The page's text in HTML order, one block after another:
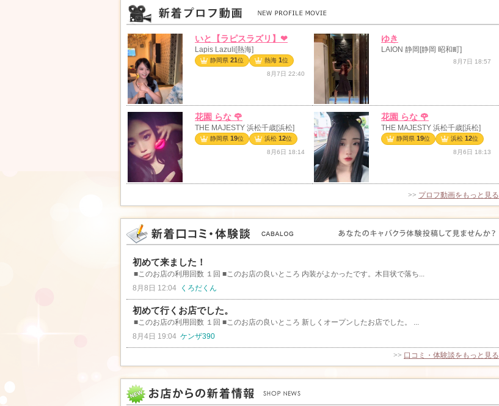
いと【ラピスラズリ】❤︎
Lapis Lazuli[熱海]
静岡県 21 位 熱海 1 位
8月7日 22:40
ゆき
LAION 静岡[静岡 昭和町]
8月7日 18:57
花園 らな 🌹
THE MAJESTY 浜松千歳[浜松]
静岡県 19位 浜松 12位
8月6日 18:14
花園 らな 🌹
THE MAJESTY 浜松千歳[浜松]
静岡県 19位 浜松 12位
8月6日 18:13
>> プロフ動画をもっと見る
初めて来ました！
■このお店の利用回数 １回 ■このお店の良いところ 内装がよかったです。木目状で落ち...
8月8日 12:04
くろだくん
初めて行くお店でした。
■このお店の利用回数 １回 ■このお店の良いところ 新しくオープンしたお店でした。 ...
8月4日 19:04 ケンザ390
>> 口コミ・体験談をもっと見る